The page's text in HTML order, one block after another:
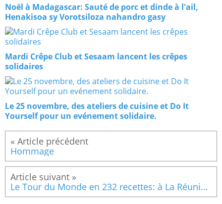
Noël à Madagascar: Sauté de porc et dinde à l'ail,
Henakisoa sy Vorotsiloza nahandro gasy
Mardi Crêpe Club et Sesaam lancent les crêpes
solidaires
Le 25 novembre, des ateliers de cuisine et Do It
Yourself pour un evénement solidaire.
Hommage
Le Tour du Monde en 232 recettes: à La Réunion, des bonbons piments!